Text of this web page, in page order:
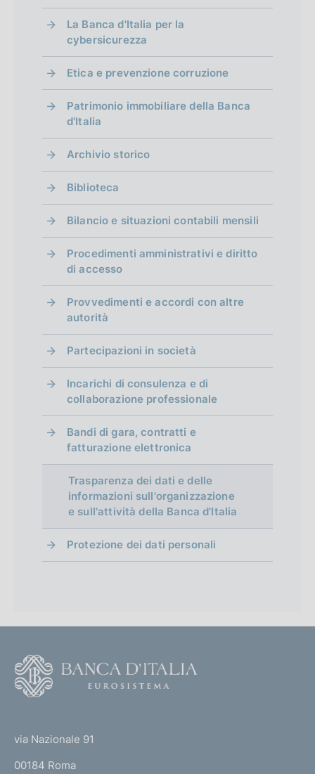
La Banca d'Italia per la
cybersicurezza
Etica e prevenzione corruzione
Patrimonio immobiliare della Banca
d'Italia
Archivio storico
Biblioteca
Bilancio e situazioni contabili mensili
Procedimenti amministrativi e diritto
di accesso
Provvedimenti e accordi con altre
autorità
Partecipazioni in società
Incarichi di consulenza e di
collaborazione professionale
Bandi di gara, contratti e
fatturazione elettronica
Trasparenza dei dati e delle
informazioni sull'organizzazione
e sull'attività della Banca d'Italia
Protezione dei dati personali
r
via Nazionale 91
00184 Roma